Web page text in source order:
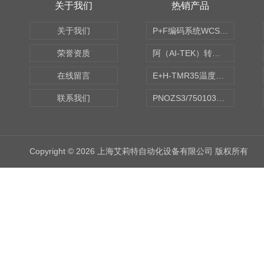
关于我们
关于我们
荣誉资质
在线留言
联系我们
热销产品
Copyright © 2026 上海艾莉特自动化设备有限公司 版权所有